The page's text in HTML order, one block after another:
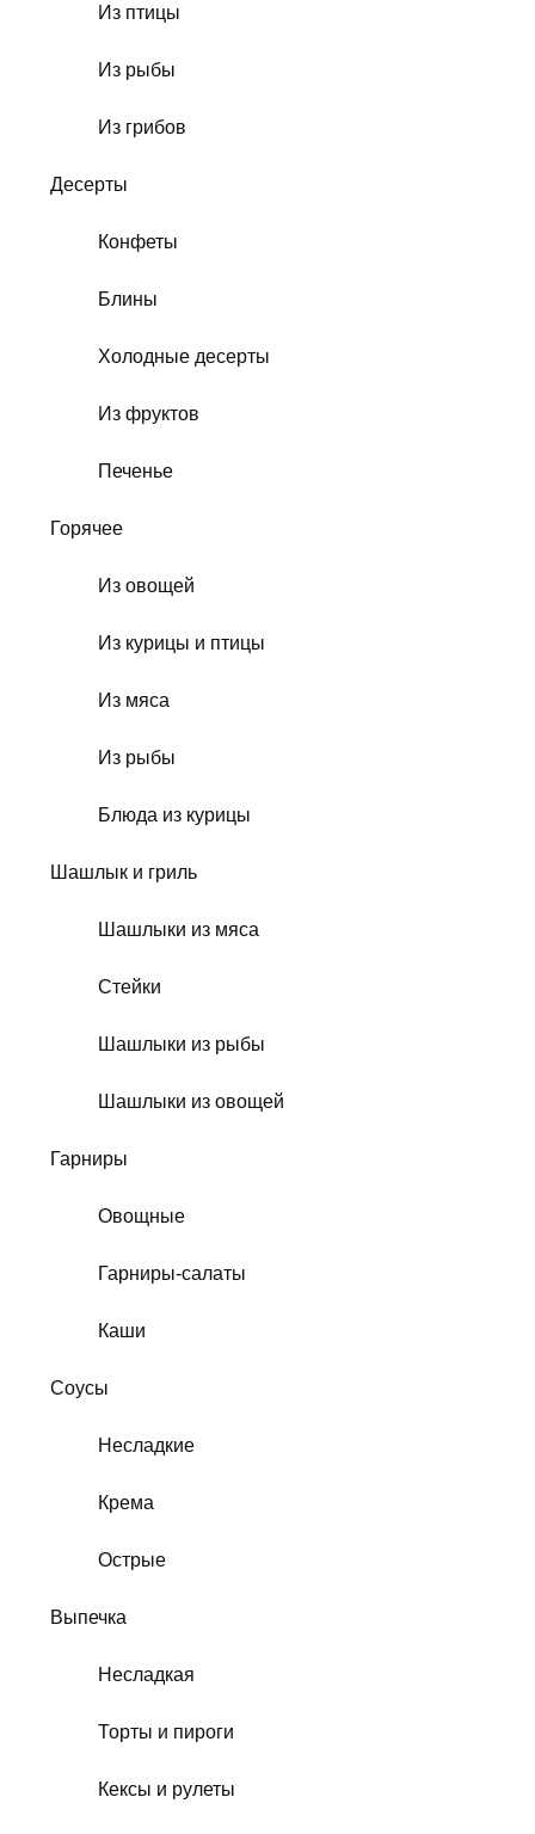
Из птицы
Из рыбы
Из грибов
Десерты
Конфеты
Блины
Холодные десерты
Из фруктов
Печенье
Горячее
Из овощей
Из курицы и птицы
Из мяса
Из рыбы
Блюда из курицы
Шашлык и гриль
Шашлыки из мяса
Стейки
Шашлыки из рыбы
Шашлыки из овощей
Гарниры
Овощные
Гарниры-салаты
Каши
Соусы
Несладкие
Крема
Острые
Выпечка
Несладкая
Торты и пироги
Кексы и рулеты